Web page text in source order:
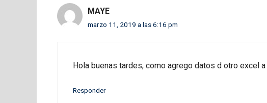
MAYE
marzo 11, 2019 a las 6:16 pm
Hola buenas tardes, como agrego datos d otro excel
Responder